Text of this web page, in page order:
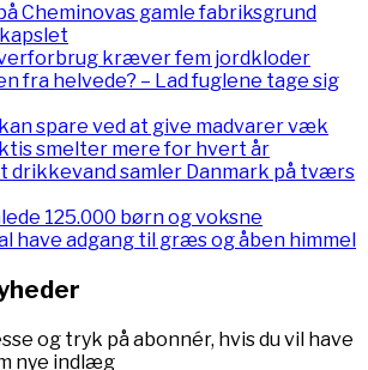
Cheminovas gamle fabriksgrund
kræver fem jordkloder
fra helvede? – Lad fuglene tage sig
spare ved at give madvarer væk
smelter mere for hvert år
drikkevand samler Danmark på tværs
125.000 børn og voksne
have adgang til græs og åben himmel
og tryk på abonnér, hvis du vil have
nye indlæg